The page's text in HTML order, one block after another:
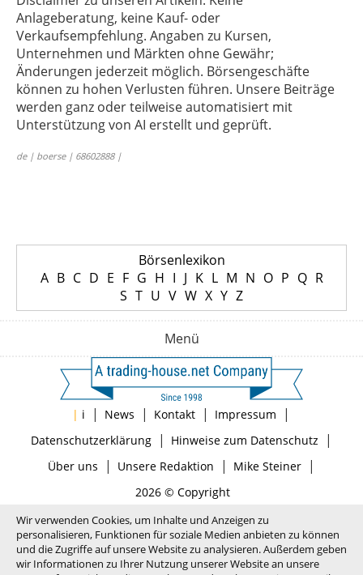
Anlageberatung, keine Kauf- oder
Verkaufsempfehlung. Angaben zu Kursen,
Unternehmen und Märkten ohne Gewähr;
Änderungen jederzeit möglich. Börsengeschäfte
können zu hohen Verlusten führen. Unsere Beiträge
werden ganz oder teilweise automatisiert mit
Unterstützung von AI erstellt und geprüft.
de | boerse | 68602888 |
Börsenlexikon
A B C D E F G H I J K L M N O P Q R
S T U V W X Y Z
Menü
| i | News | Kontakt | Impressum |
Datenschutzerklärung| Hinweise zum Datenschutz |
Über uns | Unsere Redaktion | Mike Steiner|
2026 © Copyright
Wir verwenden Cookies, um Inhalte und Anzeigen zu
personalisieren, Funktionen für soziale Medien anbieten zu können
und die Zugriffe auf unsere Website zu analysieren. Außerdem geben
wir Informationen zu Ihrer Nutzung unserer Website an unsere